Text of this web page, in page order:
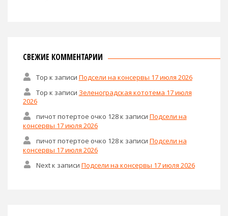
СВЕЖИЕ КОММЕНТАРИИ
Тор к записи Подсели на консервы 17 июля 2026
Тор к записи Зеленоградская кототема 17 июля
2026
пичот потертое очко 128к записи Подсели на
консервы 17 июля 2026
пичот потертое очко 128к записи Подсели на
консервы 17 июля 2026
Nextк записи Подсели на консервы 17 июля 2026